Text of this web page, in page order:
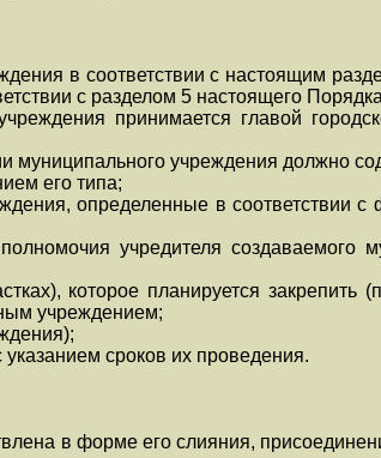
в соответствии с настоящим
с разделом 5 настоящего
принимается главой
муниципального учреждения должно
его типа;
определенные в соответствии
учредителя создаваемого
которое планируется закрепить
учреждением;
сроков их проведения.
в форме его слияния,